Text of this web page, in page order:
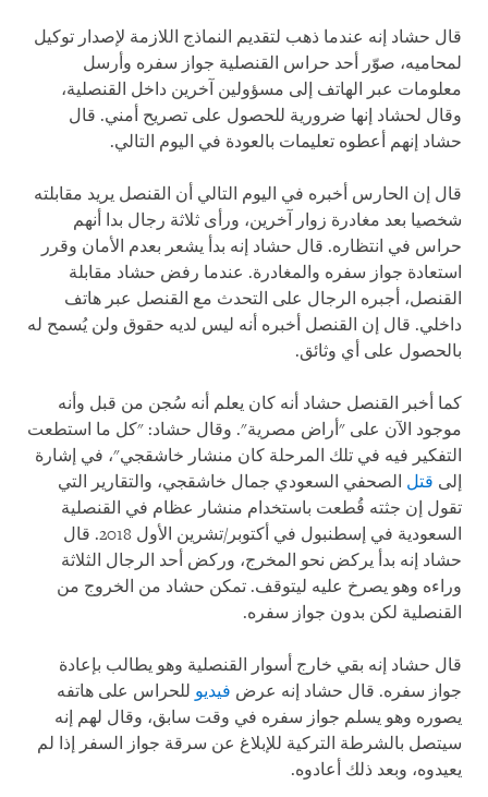
قال حشاد إنه عندما ذهب لتقديم النماذج اللازمة لإصدار توكيل
لمحاميه، صوّر أحد حراس القنصلية جواز سفره وأرسل
معلومات عبر الهاتف إلى مسؤولين آخرين داخل القنصلية،
وقال لحشاد إنها ضرورية للحصول على تصريح أمني. قال
حشاد إنهم أعطوه تعليمات بالعودة في اليوم التالي.
قال إن الحارس أخبره في اليوم التالي أن القنصل يريد مقابلته
شخصيا بعد مغادرة زوار آخرين، ورأى ثلاثة رجال بدا أنهم
حراس في انتظاره. قال حشاد إنه بدأ يشعر بعدم الأمان وقرر
استعادة جواز سفره والمغادرة. عندما رفض حشاد مقابلة
القنصل، أجبره الرجال على التحدث مع القنصل عبر هاتف
داخلي. قال إن القنصل أخبره أنه ليس لديه حقوق ولن يُسمح له
بالحصول على أي وثائق.
كما أخبر القنصل حشاد أنه كان يعلم أنه سُجن من قبل وأنه
موجود الآن على "أراض مصرية". وقال حشاد: "كل ما استطعت
التفكير فيه في تلك المرحلة كان منشار خاشقجي"، في إشارة
إلى قتل الصحفي السعودي جمال خاشقجي، والتقارير التي
تقول إن جثته قُطعت باستخدام منشار عظام في القنصلية
السعودية في إسطنبول في أكتوبر/تشرين الأول 2018. قال
حشاد إنه بدأ يركض نحو المخرج، وركض أحد الرجال الثلاثة
وراءه وهو يصرخ عليه ليتوقف. تمكن حشاد من الخروج من
القنصلية لكن بدون جواز سفره.
قال حشاد إنه بقي خارج أسوار القنصلية وهو يطالب بإعادة
جواز سفره. قال حشاد إنه عرض فيديو للحراس على هاتفه
يصوره وهو يسلم جواز سفره في وقت سابق، وقال لهم إنه
سيتصل بالشرطة التركية للإبلاغ عن سرقة جواز السفر إذا لم
يعيدوه، وبعد ذلك أعادوه.